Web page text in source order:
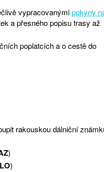
vypracovanýmipokyny
a přesného popisu trasy až
poplatcích a o cestě do
rakouskou dálniční
)
)